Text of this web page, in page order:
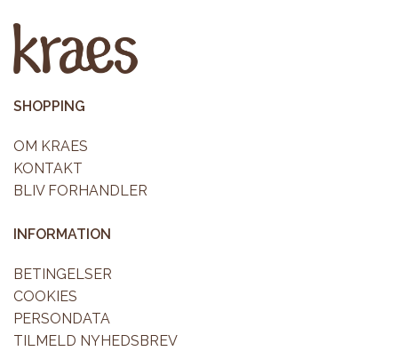
SHOPPING
OM KRAES
KONTAKT
BLIV FORHANDLER
INFORMATION
BETINGELSER
COOKIES
PERSONDATA
TILMELD NYHEDSBREV